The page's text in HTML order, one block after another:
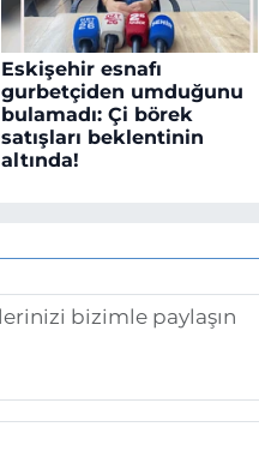
Eskişehir esnafı
gurbetçiden umduğunu
bulamadı: Çi börek
satışları beklentinin
altında!